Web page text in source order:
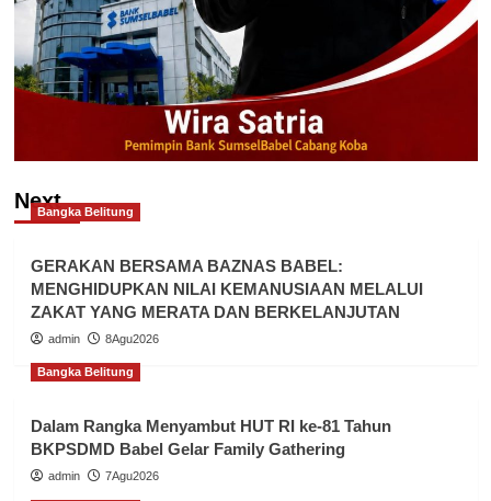
NextBangka Belitung
GERAKAN BERSAMA BAZNAS BABEL:
MENGHIDUPKAN NILAI KEMANUSIAAN MELALUI
ZAKAT YANG MERATA DAN BERKELANJUTAN
admin 8Agu2026
Bangka Belitung
Dalam Rangka Menyambut HUT RI ke-81 Tahun
BKPSDMD Babel Gelar Family Gathering
admin 7Agu2026